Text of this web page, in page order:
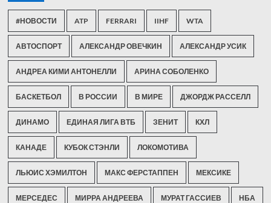
#НОВОСТИ ATP FERRARI IIHF WTA
АВТОСПОРТ АЛЕКСАНДР ОВЕЧКИН АЛЕКСАНДР УСИК
АНДРЕА КИМИ АНТОНЕЛЛИ АРИНА СОБОЛЕНКО
БАСКЕТБОЛ В РОССИИ В МИРЕ ДЖОРДЖ РАССЕЛЛ
ДИНАМО ЕДИНАЯ ЛИГА ВТБ ЗЕНИТ КХЛ
КАНАДЕ КУБОК СТЭНЛИ ЛОКОМОТИВА
ЛЬЮИС ХЭМИЛТОН МАКС ФЕРСТАППЕН МЕКСИКЕ
МЕРСЕДЕС МИРРА АНДРЕЕВА МУРАТ ГАССИЕВ НБА